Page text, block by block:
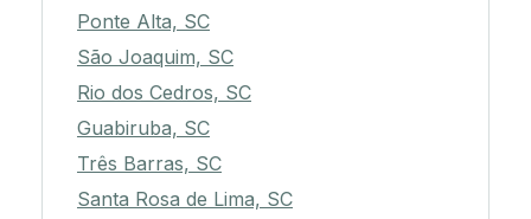
Ponte Alta, SC
São Joaquim, SC
Rio dos Cedros, SC
Guabiruba, SC
Três Barras, SC
Santa Rosa de Lima, SC